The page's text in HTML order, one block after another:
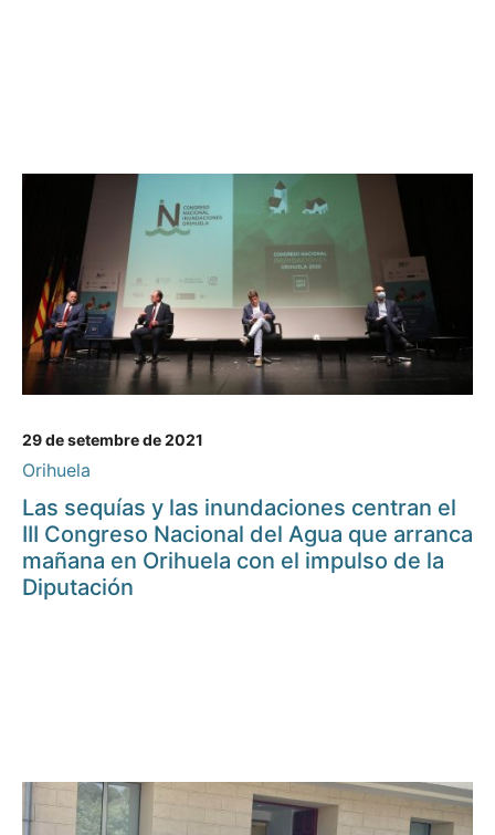
29 de setembre de 2021
Orihuela
Las sequías y las inundaciones centran el
III Congreso Nacional del Agua que arranca
mañana en Orihuela con el impulso de la
Diputación